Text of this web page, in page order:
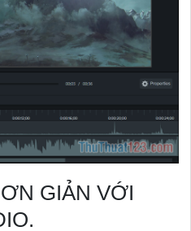
GIẢN VỚI